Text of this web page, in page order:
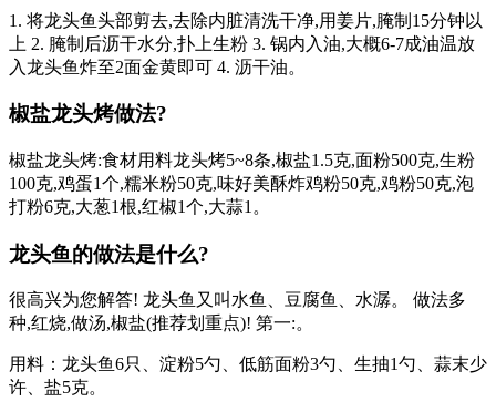
1. 将龙头鱼头部剪去,去除内脏清洗干净,用姜片,腌制15分钟以
上 2. 腌制后沥干水分,扑上生粉 3. 锅内入油,大概6-7成油温放
入龙头鱼炸至2面金黄即可 4. 沥干油。
椒盐龙头烤做法?
椒盐龙头烤:食材用料龙头烤5~8条,椒盐1.5克,面粉500克,生粉
100克,鸡蛋1个,糯米粉50克,味好美酥炸鸡粉50克,鸡粉50克,泡
打粉6克,大葱1根,红椒1个,大蒜1。
龙头鱼的做法是什么?
很高兴为您解答! 龙头鱼又叫水鱼、豆腐鱼、水潺。 做法多
种,红烧,做汤,椒盐(推荐划重点)! 第一:。
用料：龙头鱼6只、淀粉5勺、低筋面粉3勺、生抽1勺、蒜末少
许、盐5克。